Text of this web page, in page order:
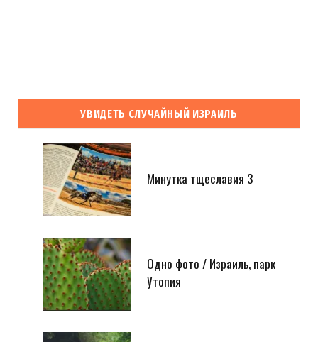
УВИДЕТЬ СЛУЧАЙНЫЙ ИЗРАИЛЬ
Минутка тщеславия 3
Одно фото / Израиль, парк
Утопия